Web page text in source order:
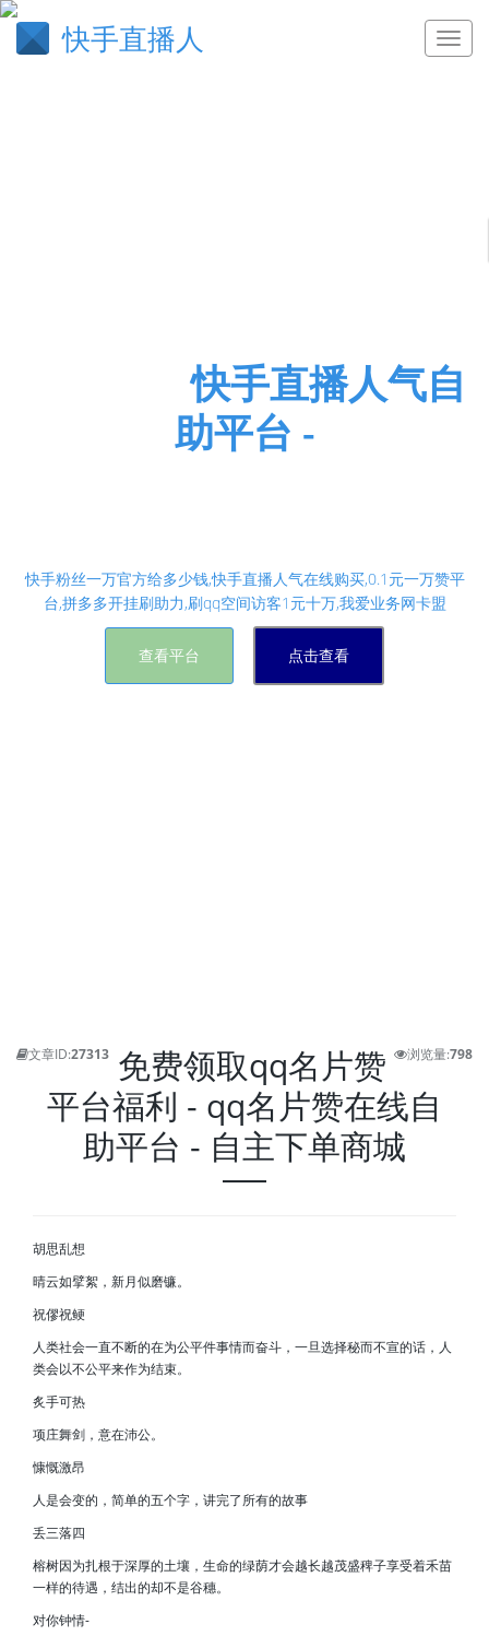
快手直播人
见异思迁快手直播人气自
助平台 -
快手粉丝一万官方给多少钱,快手直播人气在线购买,0.1元一万赞平
台,拼多多开挂刷助力,刷qq空间访客1元十万,我爱业务网卡盟
查看平台 点击查看
文章ID:27313 浏览量:798
免费领取qq名片赞
平台福利 - qq名片赞在线自
助平台 - 自主下单商城
胡思乱想
晴云如擘絮，新月似磨镰。
祝僇祝鲠
人类社会一直不断的在为公平件事情而奋斗，一旦选择秘而不宣的话，人
类会以不公平来作为结束。
炙手可热
项庄舞剑，意在沛公。
慷慨激昂
人是会变的，简单的五个字，讲完了所有的故事
丢三落四
榕树因为扎根于深厚的土壤，生命的绿荫才会越长越茂盛稗子享受着禾苗
一样的待遇，结出的却不是谷穗。
对你钟情-